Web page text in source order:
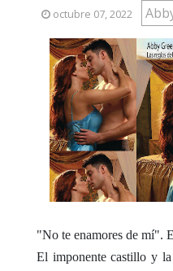
octubre 07, 2022
"No te enamores de mí".
El imponente castillo y